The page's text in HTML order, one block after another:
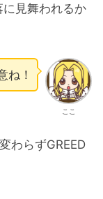
見舞われるか
ここ
ね！
わらずGREED